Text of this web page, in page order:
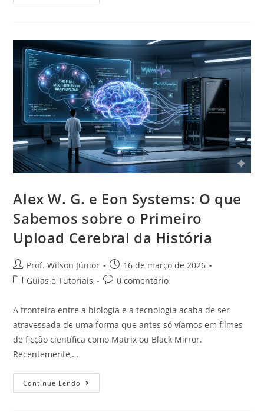
Alex W. G. e Eon Systems: O que
Sabemos sobre o Primeiro
Upload Cerebral da História
Prof. Wilson Júnior
16 de março de 2026
Guias e Tutoriais
0 comentário
A fronteira entre a biologia e a tecnologia acaba de ser
atravessada de uma forma que antes só víamos em filmes
de ficção científica como Matrix ou Black Mirror.
Recentemente,…
Continue Lendo